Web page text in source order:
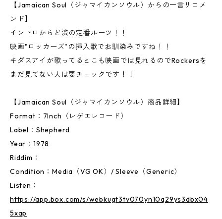
【Jamaican Soul（ジャマイカンソウル）からの一言リコメ
ンド】
イントロからど渋の定番ルーツ！！
映画"ロッカーズ"の挿入歌でお馴染みですね！！
キダスアイが歌ってるとこも映画では見れるのでRockersを
まだ見てない人は要チェックです！！
【Jamaican Soul（ジャマイカンソウル）商品詳細】
Format：7Inch（レゲエレコード）
Label：Shepherd
Year：1978
Riddim：
Condition：Media（VG OK）/ Sleeve（Generic）
Listen：
https://app.box.com/s/webkugt3tv070yn10q29ys3dbx04
5xap